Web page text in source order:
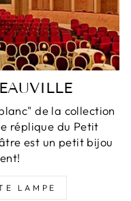
de la collection
réplique du Petit
est un petit bijou
LAMPE